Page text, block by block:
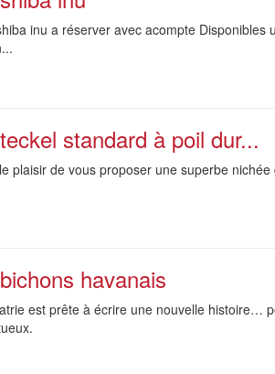
inu a réserver avec acompte
standard à poil dur...
plaisir de vous proposer une superbe
havanais
est prête à écrire une nouvelle histoire…